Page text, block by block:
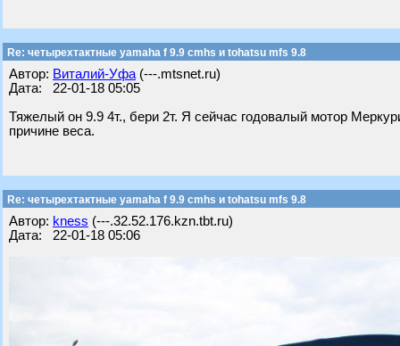
Re: четырехтактные yamaha f 9.9 cmhs и tohatsu mfs 9.8
Автор: Виталий-Уфа (---.mtsnet.ru)
Дата: 22-01-18 05:05
Тяжелый он 9.9 4т., бери 2т. Я сейчас годовалый мотор
причине веса.
Re: четырехтактные yamaha f 9.9 cmhs и tohatsu mfs 9.8
Автор: kness (---.32.52.176.kzn.tbt.ru)
Дата: 22-01-18 05:06